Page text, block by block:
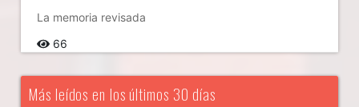
La memoria revisada
66
Más leídos en los últimos 30 días